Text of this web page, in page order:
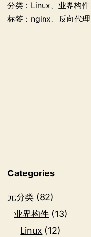
为
理
分类： Linux
业界构件
标签： nginx 反向代理
Categories
元分类 (82)
业界构件 (13)
Linux (12)